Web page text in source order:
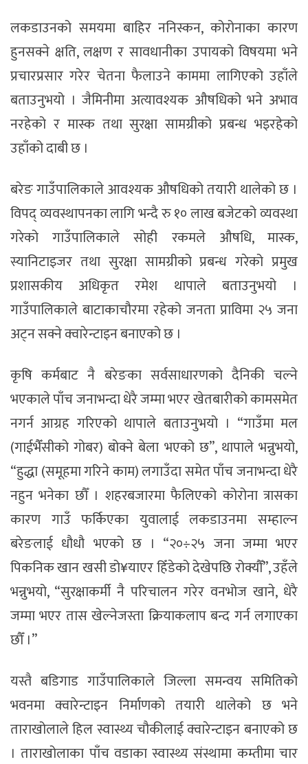
लकडाउनको समयमा बाहिर ननिस्कन, कोरोनाका कारण
हुनसक्ने क्षति, लक्षण र सावधानीका उपायको विषयमा भने
प्रचारप्रसार गरेर चेतना फैलाउने काममा लागिएको उहाँले
बताउनुभयो । जैमिनीमा अत्यावश्यक औषधिको भने अभाव
नरहेको र मास्क तथा सुरक्षा सामग्रीको प्रबन्ध भइरहेको
उहाँको दाबी छ ।
बरेङ गाउँपालिकाले आवश्यक औषधिको तयारी थालेको छ ।
विपद् व्यवस्थापनका लागि भन्दै रु १० लाख बजेटको व्यवस्था
गरेको गाउँपालिकाले सोही रकमले औषधि, मास्क,
स्यानिटाइजर तथा सुरक्षा सामग्रीको प्रबन्ध गरेको प्रमुख
प्रशासकीय अधिकृत रमेश थापाले बताउनुभयो ।
गाउँपालिकाले बाटाकाचौरमा रहेको जनता प्राविमा २५ जना
अट्न सक्ने क्वारेन्टाइन बनाएको छ ।
कृषि कर्मबाट नै बरेङका सर्वसाधारणको दैनिकी चल्ने
भएकाले पाँच जनाभन्दा धेरै जम्मा भएर खेतबारीको कामसमेत
नगर्न आग्रह गरिएको थापाले बताउनुभयो । “गाउँमा मल
(गाईभैँसीको गोबर) बोक्ने बेला भएको छ”, थापाले भन्नुभयो,
“हुद्धा (समूहमा गरिने काम) लगाउँदा समेत पाँच जनाभन्दा धेरै
नहुन भनेका छौँ । शहरबजारमा फैलिएको कोरोना त्रासका
कारण गाउँ फर्किएका युवालाई लकडाउनमा सम्हाल्न
बरेङलाई धौधौ भएको छ । “२०÷२५ जना जम्मा भएर
पिकनिक खान खसी डो¥याएर हिँडेको देखेपछि रोक्यौँ”, उहँले
भन्नुभयो, “सुरक्षाकर्मी नै परिचालन गरेर वनभोज खाने, धेरै
जम्मा भएर तास खेल्नेजस्ता क्रियाकलाप बन्द गर्न लगाएका
छौँ ।”
यस्तै बडिगाड गाउँपालिकाले जिल्ला समन्वय समितिको
भवनमा क्वारेन्टाइन निर्माणको तयारी थालेको छ भने
ताराखोलाले हिल स्वास्थ्य चौकीलाई क्वारेन्टाइन बनाएको छ
। ताराखोलाका पाँच वडाका स्वास्थ्य संस्थामा कम्तीमा चार